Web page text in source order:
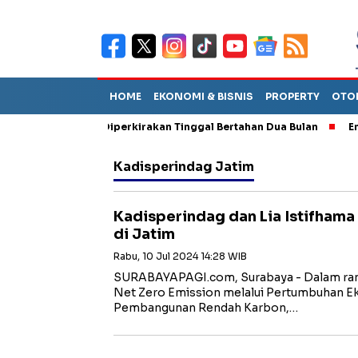
HOME EKONOMI & BISNIS PROPERTY
Sebut TPA Diperkirakan Tinggal Bertahan Dua Bulan Empat
Kadisperindag Jatim
Kadisperindag dan Lia Istifhama
di Jatim
Rabu, 10 Jul 2024 14:28 WIB
SURABAYAPAGI.com, Surabaya - Dalam
Net Zero Emission melalui Pertumbuhan
Pembangunan Rendah Karbon,…